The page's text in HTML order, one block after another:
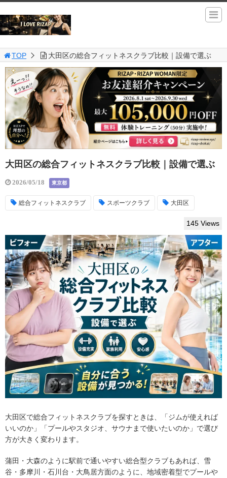
TOP 大田区の総合フィットネスクラブ比較｜設備で選ぶ
大田区の総合フィットネスクラブ比較｜設備で選ぶ
2026/05/18 東京都
総合フィットネスクラブ スポーツクラブ 大田区
145 Views
大田区で総合フィットネスクラブを探すときは、「ジムが使えれば
いいのか」「プールやスタジオ、サウナまで使いたいのか」で選び
方が大きく変わります。
蒲田・大森のように駅前で通いやすい総合型クラブもあれば、雪
谷・多摩川・石川台・大鳥居方面のように、地域密着型でプールや